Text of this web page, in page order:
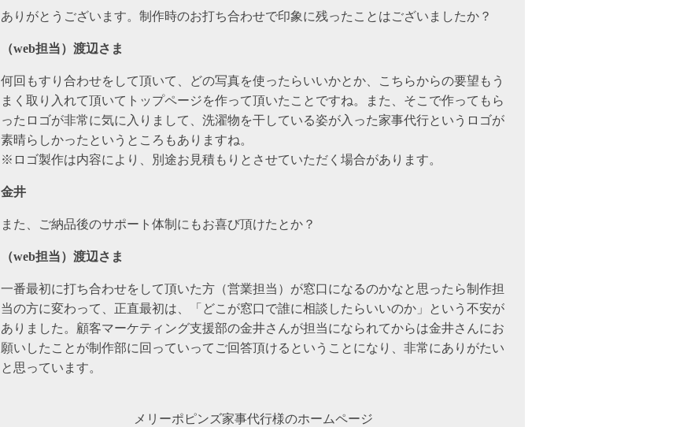
ありがとうございます。制作時のお打ち合わせで印象に残ったことはございましたか？
（web担当）渡辺さま
何回もすり合わせをして頂いて、どの写真を使ったらいいかとか、こちらからの要望もう
まく取り入れて頂いてトップページを作って頂いたことですね。また、そこで作ってもら
ったロゴが非常に気に入りまして、洗濯物を干している姿が入った家事代行というロゴが
素晴らしかったというところもありますね。
※ロゴ製作は内容により、別途お見積もりとさせていただく場合があります。
金井
また、ご納品後のサポート体制にもお喜び頂けたとか？
（web担当）渡辺さま
一番最初に打ち合わせをして頂いた方（営業担当）が窓口になるのかなと思ったら制作担
当の方に変わって、正直最初は、「どこが窓口で誰に相談したらいいのか」という不安が
ありました。顧客マーケティング支援部の金井さんが担当になられてからは金井さんにお
願いしたことが制作部に回っていってご回答頂けるということになり、非常にありがたい
と思っています。
メリーポピンズ家事代行様のホームページ